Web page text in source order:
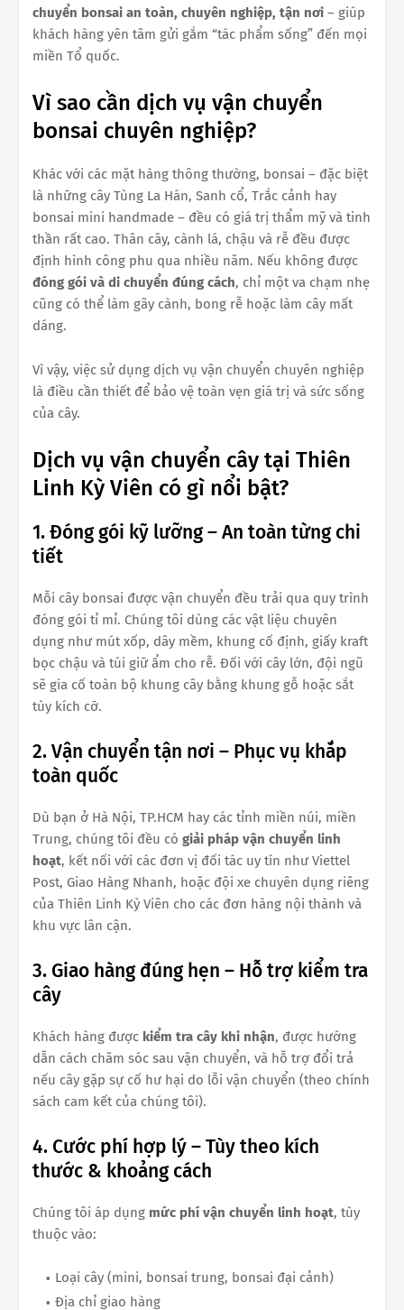
chuyển bonsai an toàn, chuyên nghiệp, tận nơi – giúp
khách hàng yên tâm gửi gắm “tác phẩm sống” đến mọi
miền Tổ quốc.
Vì sao cần dịch vụ vận chuyển
bonsai chuyên nghiệp?
Khác với các mặt hàng thông thường, bonsai – đặc biệt
là những cây Tùng La Hán, Sanh cổ, Trắc cảnh hay
bonsai mini handmade – đều có giá trị thẩm mỹ và tinh
thần rất cao. Thân cây, cành lá, chậu và rễ đều được
định hình công phu qua nhiều năm. Nếu không được
đóng gói và di chuyển đúng cách, chỉ một va chạm nhẹ
cũng có thể làm gãy cành, bong rễ hoặc làm cây mất
dáng.
Vì vậy, việc sử dụng dịch vụ vận chuyển chuyên nghiệp
là điều cần thiết để bảo vệ toàn vẹn giá trị và sức sống
của cây.
Dịch vụ vận chuyển cây tại Thiên
Linh Kỳ Viên có gì nổi bật?
1. Đóng gói kỹ lưỡng – An toàn từng chi
tiết
Mỗi cây bonsai được vận chuyển đều trải qua quy trình
đóng gói tỉ mỉ. Chúng tôi dùng các vật liệu chuyên
dụng như mút xốp, dây mềm, khung cố định, giấy kraft
bọc chậu và túi giữ ẩm cho rễ. Đối với cây lớn, đội ngũ
sẽ gia cố toàn bộ khung cây bằng khung gỗ hoặc sắt
tùy kích cỡ.
2. Vận chuyển tận nơi – Phục vụ khắp
toàn quốc
Dù bạn ở Hà Nội, TP.HCM hay các tỉnh miền núi, miền
Trung, chúng tôi đều có giải pháp vận chuyển linh
hoạt, kết nối với các đơn vị đối tác uy tín như Viettel
Post, Giao Hàng Nhanh, hoặc đội xe chuyên dụng riêng
của Thiên Linh Kỳ Viên cho các đơn hàng nội thành và
khu vực lân cận.
3. Giao hàng đúng hẹn – Hỗ trợ kiểm tra
cây
Khách hàng được kiểm tra cây khi nhận, được hướng
dẫn cách chăm sóc sau vận chuyển, và hỗ trợ đổi trả
nếu cây gặp sự cố hư hại do lỗi vận chuyển (theo chính
sách cam kết của chúng tôi).
4. Cước phí hợp lý – Tùy theo kích
thước & khoảng cách
Chúng tôi áp dụng mức phí vận chuyển linh hoạt, tùy
thuộc vào:
Loại cây (mini, bonsai trung, bonsai đại cảnh)
Địa chỉ giao hàng